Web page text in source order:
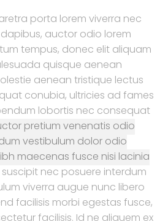
porta lorem viverra nec
auctor odio lorem
tempus, donec elit aliquam
quisque aenean
aenean tristique lectus
conubia, ultricies ad fames
lobortis nec consequat
pretium venenatis odio
vestibulum dolor odio
maecenas fusce nisi lacinia
suscipit nec posuere interdum
viverra augue nunc libero
facilisis morbi egestas fusce,
facilisis. Id ne aliquem ex